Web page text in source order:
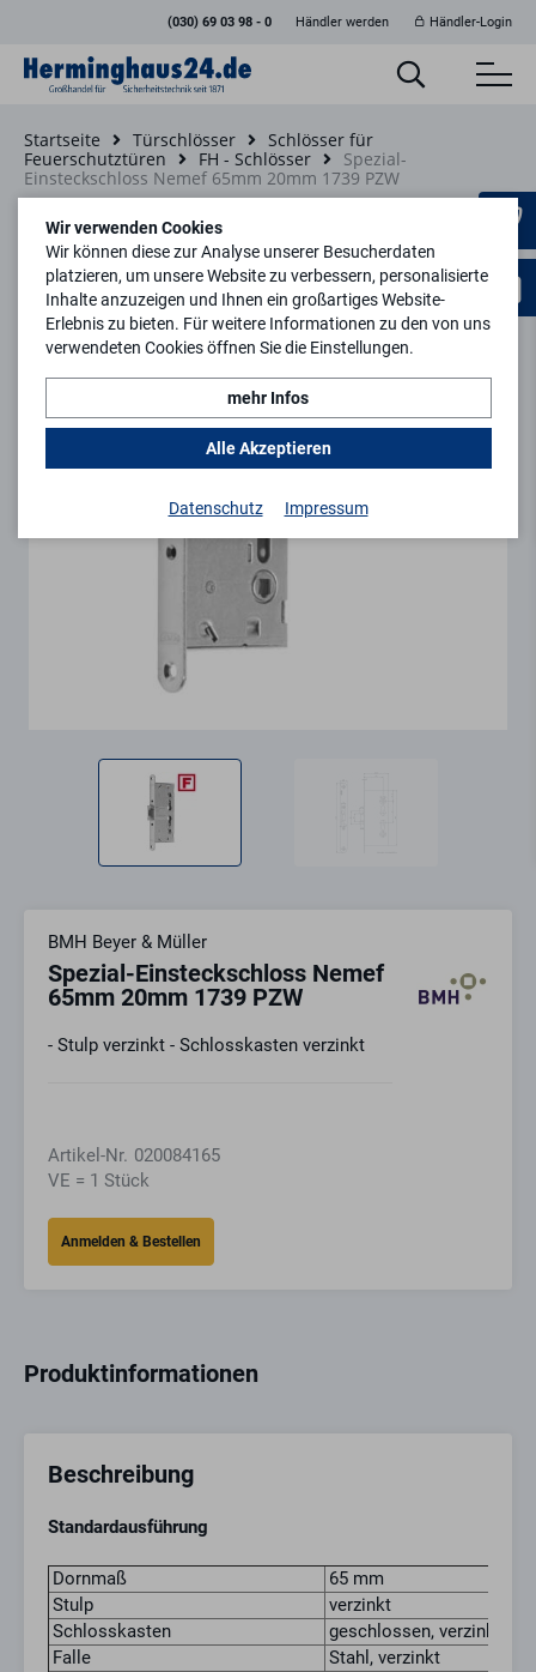
(030) 69 03 98 - 0 Händler werden Händler-Login
Startseite Türschlösser
Schlösser für
Feuerschutztüren
FH - Schlösser
Spezial-
Einsteckschloss Nemef 65mm 20mm 1739 PZW
BMH Beyer & Müller
Spezial-Einsteckschloss Nemef
65mm 20mm 1739 PZW
- Stulp verzinkt - Schlosskasten verzinkt
Artikel-Nr. 020084165
VE = 1 Stück
Produktinformationen
Beschreibung
Standardausführung
Dornmaß
65 mm
Stulp
verzinkt
Schlosskasten
geschlossen, verzinkt
Falle
Stahl, verzinkt
Wir verwenden Cookies
Wir können diese zur Analyse unserer Besucherdaten
platzieren, um unsere Website zu verbessern, personalisierte
Inhalte anzuzeigen und Ihnen ein großartiges Website-
Erlebnis zu bieten. Für weitere Informationen zu den von uns
verwendeten Cookies öffnen Sie die Einstellungen.
mehr Infos
Alle Akzeptieren
Datenschutz Impressum